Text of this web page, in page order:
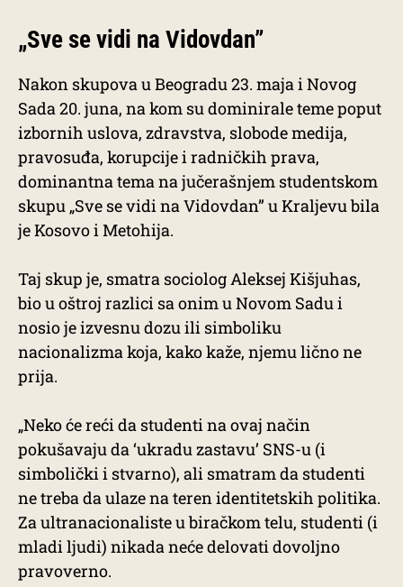
„Sve se vidi na Vidovdan”
Nakon skupova u Beogradu 23. maja i Novog
Sada 20. juna, na kom su dominirale teme poput
izbornih uslova, zdravstva, slobode medija,
pravosuđa, korupcije i radničkih prava,
dominantna tema na jučerašnjem studentskom
skupu „Sve se vidi na Vidovdan” u Kraljevu bila
je Kosovo i Metohija.
Taj skup je, smatra sociolog Aleksej Kišjuhas,
bio u oštroj razlici sa onim u Novom Sadu i
nosio je izvesnu dozu ili simboliku
nacionalizma koja, kako kaže, njemu lično ne
prija.
„Neko će reći da studenti na ovaj način
pokušavaju da ‘ukradu zastavu’ SNS-u (i
simbolički i stvarno), ali smatram da studenti
ne treba da ulaze na teren identitetskih politika.
Za ultranacionaliste u biračkom telu, studenti (i
mladi ljudi) nikada neće delovati dovoljno
pravoverno.